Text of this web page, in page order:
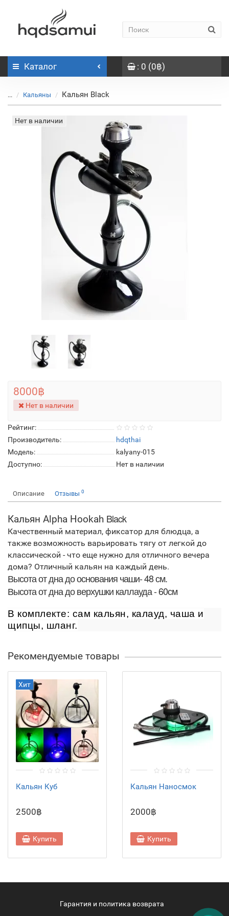
Каталог : 0 (0฿)
... Кальяны Кальян Black
Нет в наличии
Рейтинг:
Производитель:
hdqthai
Модель:
kalyany-015
Доступно:
Нет в наличии
8000฿
Нет в наличии
Описание Отзывы 0
Кальян Alpha Hookah Black
Качественный материал, фиксатор для блюдца, а
также возможность варьировать тягу от легкой до
классической - что еще нужно для отличного вечера
дома? Отличный кальян на каждый день.
Высота от дна до основания чаши- 48 см.
Высота от дна до верхушки каллауда - 60см
В комплекте: сам кальян, калауд, чаша и
щипцы, шланг.
Рекомендуемые товары
Хит
Кальян Куб
2500฿
Купить
Кальян Наносмок
2000฿
Купить
Гарантия и политика возврата